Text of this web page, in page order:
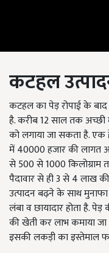
कटहल
कटहल का पेड़ रोपाई के
है. करीब 12 साल तक अच्छी
को लगाया जा सकता है.
में 40000 हजार की लागत
से 500 से 1000 किलोग्राम
पैदावार से ही 3 से 4 लाख
उत्पादन बढ़ने के साथ
लंबा व छायादार होता है.
की खेती कर लाभ कमाया
इसकी लकड़ी का इस्तेमाल